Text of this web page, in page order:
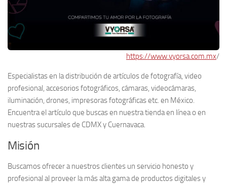
https://www.vyorsa.com.mx/
Especialistas en la distribución de artículos de fotografía, video
profesional, accesorios fotográficos, cámaras, videocámaras,
iluminación, drones, impresoras fotográficas etc. en México.
Encuentra el artículo que buscas en nuestra tienda en línea o en
nuestras sucursales de CDMX y Cuernavaca.
Misión
Buscamos ofrecer a nuestros clientes un servicio honesto y
profesional al proveer la más alta gama de productos digitales y